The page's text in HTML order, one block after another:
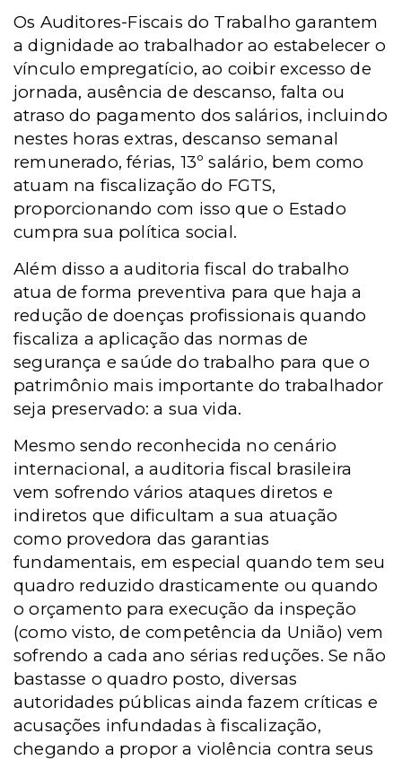
Os Auditores-Fiscais do Trabalho garantem
a dignidade ao trabalhador ao estabelecer o
vínculo empregatício, ao coibir excesso de
jornada, ausência de descanso, falta ou
atraso do pagamento dos salários, incluindo
nestes horas extras, descanso semanal
remunerado, férias, 13º salário, bem como
atuam na fiscalização do FGTS,
proporcionando com isso que o Estado
cumpra sua política social.
Além disso a auditoria fiscal do trabalho
atua de forma preventiva para que haja a
redução de doenças profissionais quando
fiscaliza a aplicação das normas de
segurança e saúde do trabalho para que o
patrimônio mais importante do trabalhador
seja preservado: a sua vida.
Mesmo sendo reconhecida no cenário
internacional, a auditoria fiscal brasileira
vem sofrendo vários ataques diretos e
indiretos que dificultam a sua atuação
como provedora das garantias
fundamentais, em especial quando tem seu
quadro reduzido drasticamente ou quando
o orçamento para execução da inspeção
(como visto, de competência da União) vem
sofrendo a cada ano sérias reduções. Se não
bastasse o quadro posto, diversas
autoridades públicas ainda fazem críticas e
acusações infundadas à fiscalização,
chegando a propor a violência contra seus